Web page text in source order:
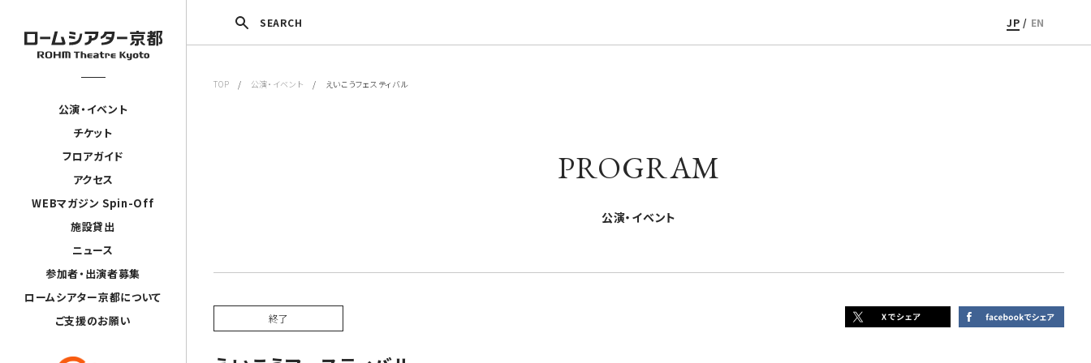
公演・イベント
チケット
フロアガイド
アクセス
WEBマガジン Spin-Off
施設貸出
ニュース
参加者・出演者募集
ロームシアター京都について
ご支援のお願い
SEARCH JP / EN
TOP / 公演・イベント / えいこうフェスティバル
PROGRAM
公演・イベント
終了